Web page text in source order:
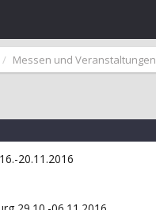
Messen und Veranstaltungen
20.11.2016